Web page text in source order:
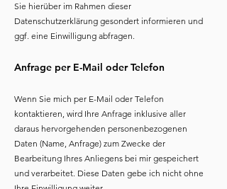
Sie hierüber im Rahmen dieser
Datenschutzerklärung gesondert informieren und
ggf. eine Einwilligung abfragen.
Anfrage per E-Mail oder Telefon
Wenn Sie mich per E-Mail oder Telefon
kontaktieren, wird Ihre Anfrage inklusive aller
daraus hervorgehenden personenbezogenen
Daten (Name, Anfrage) zum Zwecke der
Bearbeitung Ihres Anliegens bei mir gespeichert
und verarbeitet. Diese Daten gebe ich nicht ohne